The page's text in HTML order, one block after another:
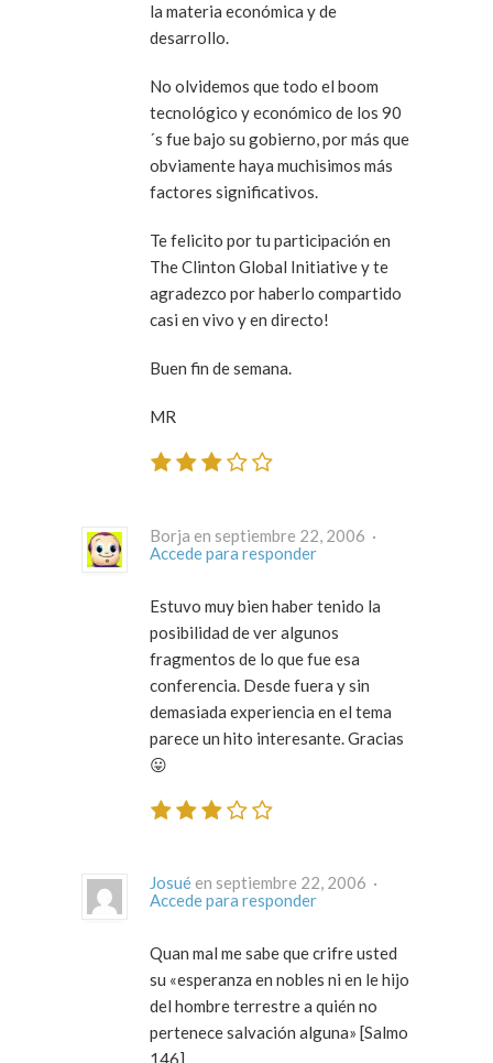
la materia económica y de
desarrollo.
No olvidemos que todo el boom
tecnológico y económico de los 90
´s fue bajo su gobierno, por más que
obviamente haya muchisimos más
factores significativos.
Te felicito por tu participación en
The Clinton Global Initiative y te
agradezco por haberlo compartido
casi en vivo y en directo!
Buen fin de semana.
MR
Borja en septiembre 22, 2006 ·
Accede para responder
Estuvo muy bien haber tenido la
posibilidad de ver algunos
fragmentos de lo que fue esa
conferencia. Desde fuera y sin
demasiada experiencia en el tema
parece un hito interesante. Gracias
😛
Josué
en septiembre 22, 2006 ·
Accede para responder
Quan mal me sabe que crifre usted
su «esperanza en nobles ni en le hijo
del hombre terrestre a quién no
pertenece salvación alguna» [Salmo
146].